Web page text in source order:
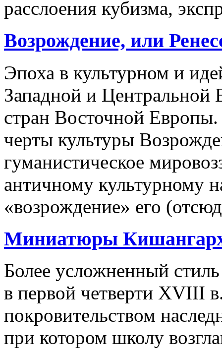
расслоения кубизма,
Возрождение, или
Эпоха в культурном и
Западной и Центральной
стран Восточной
черты культуры
гуманистическое
античному культурному
«возрождение» его
Миниатюры
Более усложненный
в первой четверти XVIII
покровительством
при котором школу